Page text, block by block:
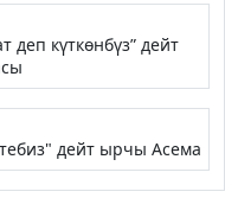
күткөнбүз” дейт
дейт ырчы Асема